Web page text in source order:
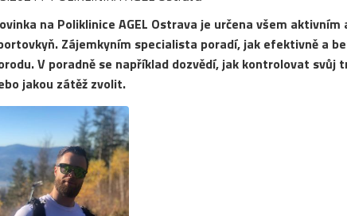
na Poliklinice AGEL Ostrava je určena všem
Zájemkyním specialista poradí, jak efektivně a
V poradně se například dozvědí, jak kontrolovat
jakou zátěž zvolit.